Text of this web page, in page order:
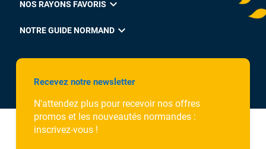
NOS RAYONS FAVORIS expand_more
NOTRE GUIDE NORMAND expand_more
Recevez notre newsletter
N'attendez plus pour recevoir nos offres
promos et les nouveautés normandes :
inscrivez-vous !